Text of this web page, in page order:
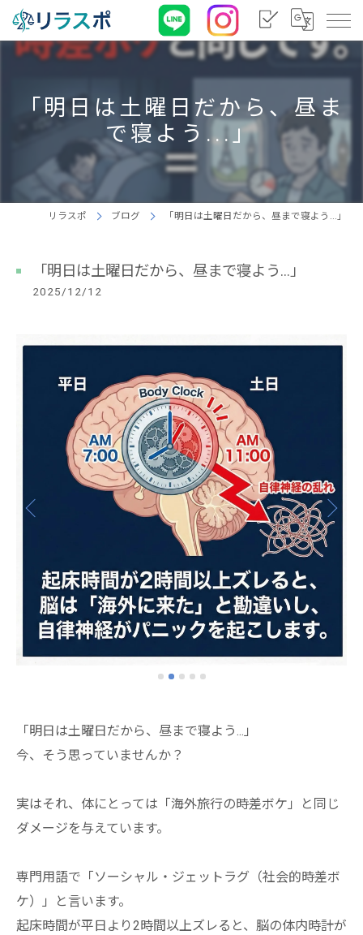
「明日は土曜日だから、昼ま
で寝よう...」
リラスポ ブログ 「明日は土曜日だから、昼まで寝よう...」
「明日は土曜日だから、昼まで寝よう...」
2025/12/12
「明日は土曜日だから、昼まで寝よう...」
今、そう思っていませんか？
実はそれ、体にとっては「海外旅行の時差ボケ」と同じ
ダメージを与えています。
専門用語で「ソーシャル・ジェットラグ（社会的時差ボ
ケ）」と言います。
起床時間が平日より2時間以上ズレると、脳の体内時計が